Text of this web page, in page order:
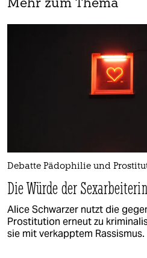
Mehr zum Thema
Debatte Pädophilie und
Die Würde der
Alice Schwarzer nutzt die
Prostitution erneut zu
sie mit verkapptem Rassismus.